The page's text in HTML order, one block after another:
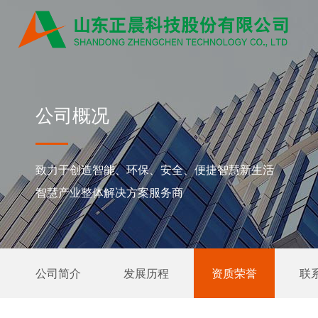
公司概况
致力于创造智能、环保、安全、便捷智慧新生活
智慧产业整体解决方案服务商
公司简介 发展历程 资质荣誉 联